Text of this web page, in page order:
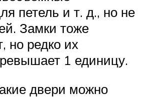
петель и т. д., но не
Замки тоже
но редко их
1 единицу.
двери можно